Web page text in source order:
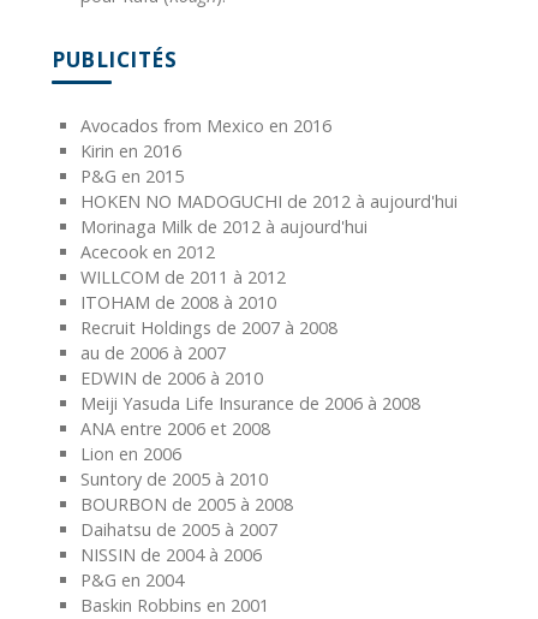
PUBLICITÉS
Avocados from Mexico en 2016
Kirin en 2016
P&G en 2015
HOKEN NO MADOGUCHI de 2012 à aujourd'hui
Morinaga Milk de 2012 à aujourd'hui
Acecook en 2012
WILLCOM de 2011 à 2012
ITOHAM de 2008 à 2010
Recruit Holdings de 2007 à 2008
au de 2006 à 2007
EDWIN de 2006 à 2010
Meiji Yasuda Life Insurance de 2006 à 2008
ANA entre 2006 et 2008
Lion en 2006
Suntory de 2005 à 2010
BOURBON de 2005 à 2008
Daihatsu de 2005 à 2007
NISSIN de 2004 à 2006
P&G en 2004
Baskin Robbins en 2001